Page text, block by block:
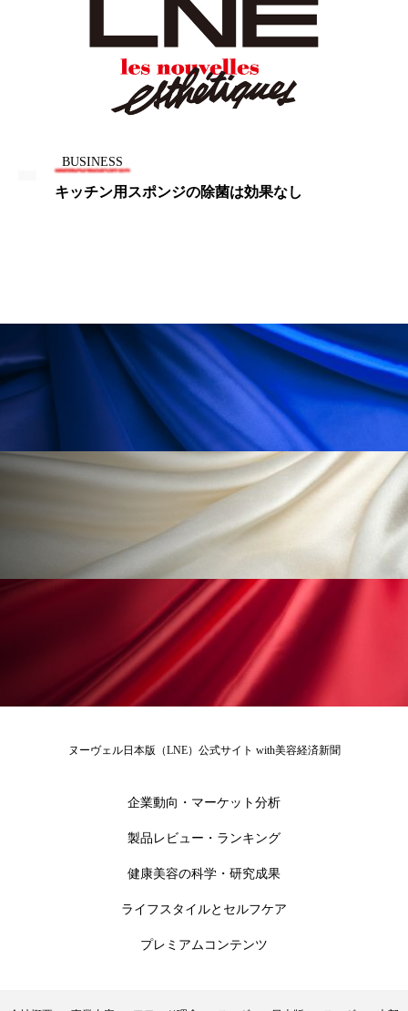
BUSINESS
クリニーク、メキシコ出身女優メリッサ・バレラを
ヌーヴェル日本版（LNE）公式サイト with美容経済新聞
企業動向・マーケット分析
製品レビュー・ランキング
健康美容の科学・研究成果
ライフスタイルとセルフケア
プレミアムコンテンツ